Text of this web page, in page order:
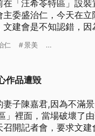
「汪希苓特區」設
委盛治仁，今天在
建會是不知認錯，
會相關負責人員，遭
仁 景美 ...
作品遭毀
子陳嘉君,因為不滿
」裡面，當場破壞了
開記者會，要求文